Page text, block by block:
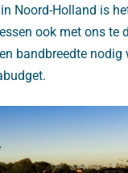
Noord-Holland is
ook met ons te
bandbreedte